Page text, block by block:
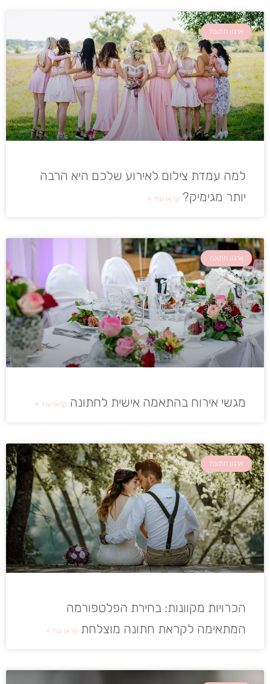
ארגון חתונה
למה עמדת צילום לאירוע שלכם היא הרבה
יותר מגימיק? קראו עוד »
ארגון חתונה
מגשי אירוח בהתאמה אישית לחתונה קראו עוד »
ארגון חתונה
הכרויות מקוונות: בחירת הפלטפורמה
המתאימה לקראת חתונה מוצלחת קראו עוד »